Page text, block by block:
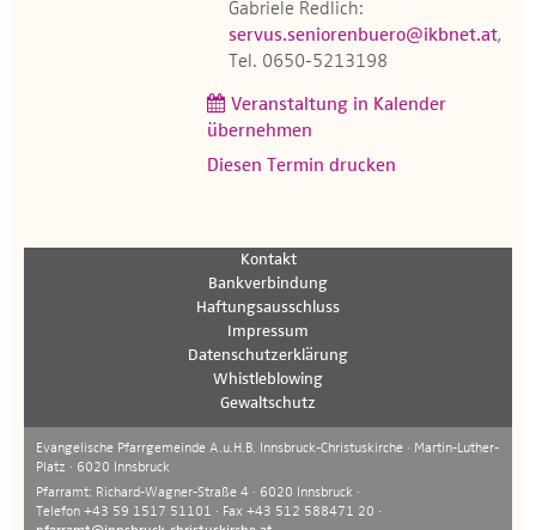
Gabriele Redlich:
servus.seniorenbuero@ikbnet.at,
Tel. 0650-5213198
Veranstaltung in Kalender
übernehmen
Diesen Termin drucken
Kontakt
Bankverbindung
Haftungsausschluss
Impressum
Datenschutzerklärung
Whistleblowing
Gewaltschutz
Evangelische Pfarrgemeinde A.u.H.B. Innsbruck-Christuskirche · Martin-Luther-
Platz · 6020 Innsbruck
Pfarramt: Richard-Wagner-Straße 4 · 6020 Innsbruck ·
Telefon +43 59 1517 51101 · Fax +43 512 588471 20 ·